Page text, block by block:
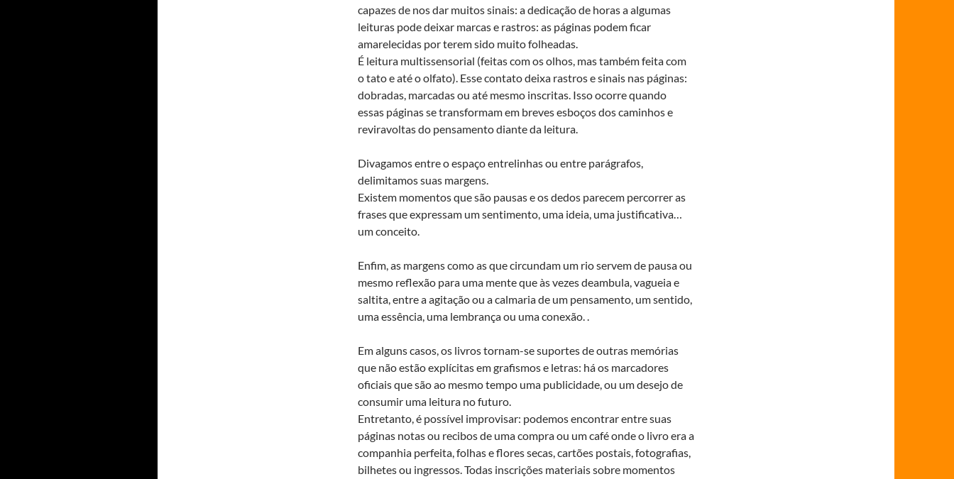
capazes de nos dar muitos sinais: a dedicação de horas a algumas
leituras pode deixar marcas e rastros: as páginas podem ficar
amarelecidas por terem sido muito folheadas.
É leitura multissensorial (feitas com os olhos, mas também feita com
o tato e até o olfato). Esse contato deixa rastros e sinais nas páginas:
dobradas, marcadas ou até mesmo inscritas. Isso ocorre quando
essas páginas se transformam em breves esboços dos caminhos e
reviravoltas do pensamento diante da leitura.
Divagamos entre o espaço entrelinhas ou entre parágrafos,
delimitamos suas margens.
Existem momentos que são pausas e os dedos parecem percorrer as
frases que expressam um sentimento, uma ideia, uma justificativa…
um conceito.
Enfim, as margens como as que circundam um rio servem de pausa ou
mesmo reflexão para uma mente que às vezes deambula, vagueia e
saltita, entre a agitação ou a calmaria de um pensamento, um sentido,
uma essência, uma lembrança ou uma conexão. .
Em alguns casos, os livros tornam-se suportes de outras memórias
que não estão explícitas em grafismos e letras: há os marcadores
oficiais que são ao mesmo tempo uma publicidade, ou um desejo de
consumir uma leitura no futuro.
Entretanto, é possível improvisar: podemos encontrar entre suas
páginas notas ou recibos de uma compra ou um café onde o livro era a
companhia perfeita, folhas e flores secas, cartões postais, fotografias,
bilhetes ou ingressos. Todas inscrições materiais sobre momentos